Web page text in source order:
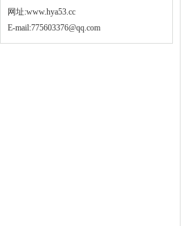
网址:www.hya53.cc
E-mail:775603376@qq.com